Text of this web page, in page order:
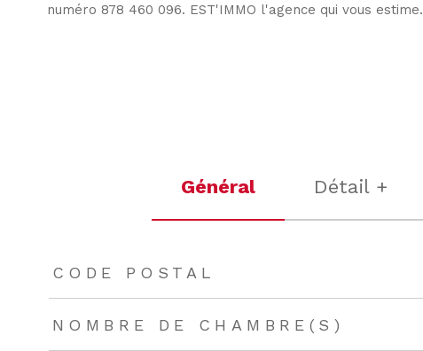
numéro 878 460 096. EST'IMMO l'agence qui vous estime.
Général Détail +
TRAD_ZEPHYR_Caracteristique
CODE POSTAL
NOMBRE DE CHAMBRE(S)